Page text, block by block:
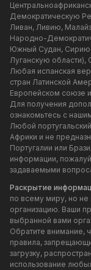
Демократическую
Ливан, Ливию,
Народно-
Южный Судан,
Луганскую
Любая испанская
стран Латинской
Европейском союзе
Для получения
ознакомьтесь с
Любой
Африки и не
Португалии или
информации,
задаваемыми
Раскрытие
по всему миру, но не
организацию. Ваши
выбранной вами
Обратите внимание,
правила,
загрузку,
использование